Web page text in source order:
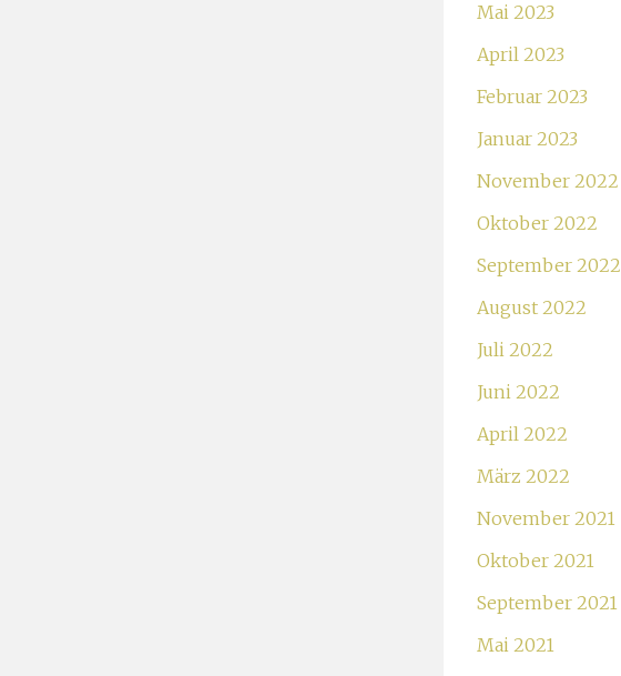
Mai 2023
April 2023
Februar 2023
Januar 2023
November 2022
Oktober 2022
September 2022
August 2022
Juli 2022
Juni 2022
April 2022
März 2022
November 2021
Oktober 2021
September 2021
Mai 2021